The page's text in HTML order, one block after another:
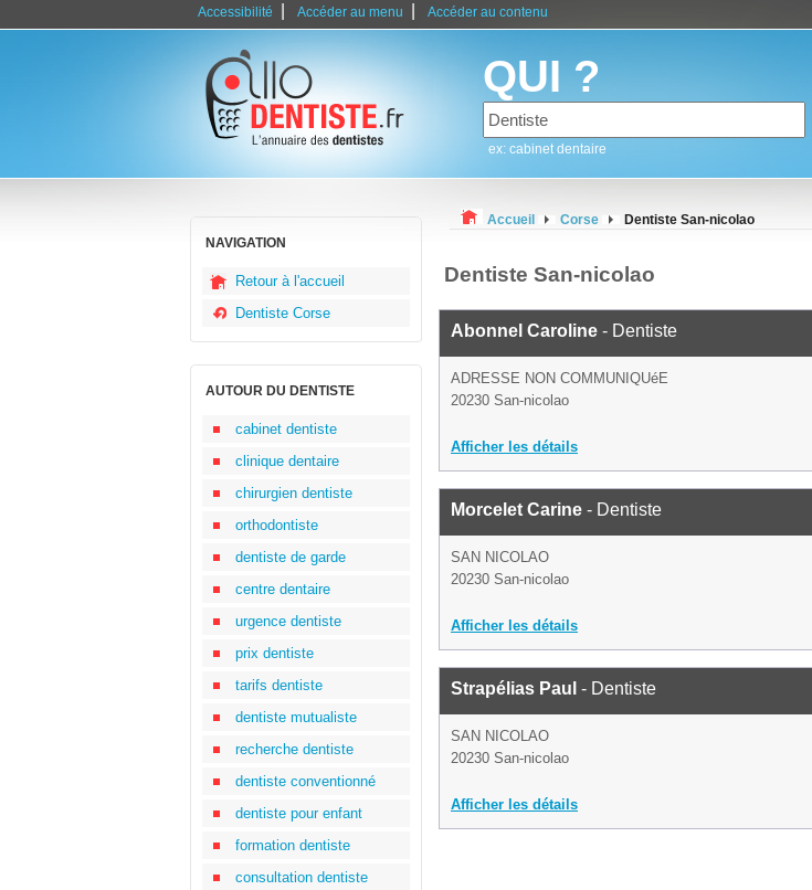
Accessibilité Accéder au menu Accéder au contenu
QUI ?
ex: cabinet dentaire
NAVIGATION
Retour à l'accueil
Dentiste Corse
AUTOUR DU DENTISTE
cabinet dentiste
clinique dentaire
chirurgien dentiste
orthodontiste
dentiste de garde
centre dentaire
urgence dentiste
prix dentiste
tarifs dentiste
dentiste mutualiste
recherche dentiste
dentiste conventionné
dentiste pour enfant
formation dentiste
consultation dentiste
Accueil Corse Dentiste San-nicolao
Dentiste San-nicolao
Abonnel Caroline - Dentiste
ADRESSE NON COMMUNIQUéE
20230 San-nicolao
Afficher les détails
Morcelet Carine - Dentiste
SAN NICOLAO
20230 San-nicolao
Afficher les détails
Strapélias Paul - Dentiste
SAN NICOLAO
20230 San-nicolao
Afficher les détails